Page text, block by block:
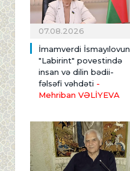
07.08.2026
İmamverdi İsmayılovun
"Labirint" povestində
insan və dilin bədii-
fəlsəfi vəhdəti -
Mehriban VƏLİYEVA